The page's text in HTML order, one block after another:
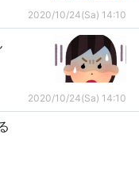
2020/10/24(Sa) 14:10
2020/10/24(Sa) 14:10